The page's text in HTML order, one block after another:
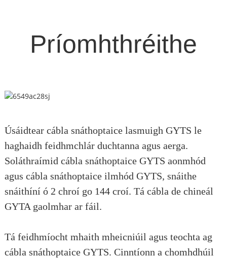
Príomhthréithe
Úsáidtear cábla snáthoptaice lasmuigh GYTS le
haghaidh feidhmchlár duchtanna agus aerga.
Soláthraímid cábla snáthoptaice GYTS aonmhód
agus cábla snáthoptaice ilmhód GYTS, snáithe
snáithíní ó 2 chroí go 144 croí. Tá cábla de chineál
GYTA gaolmhar ar fáil.
Tá feidhmíocht mhaith mheicniúil agus teochta ag
cábla snáthoptaice GYTS. Cinntíonn a chomhdhúil